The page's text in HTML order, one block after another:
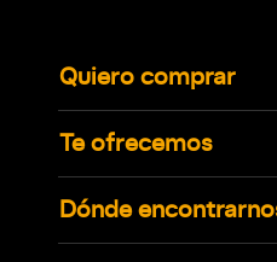
Quiero comprar
Te ofrecemos
Dónde